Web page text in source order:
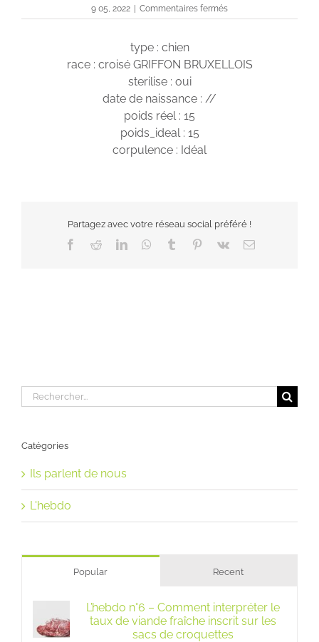
9 05, 2022 Commentaires ferméssur
Lana
type : chien
race : croisé GRIFFON BRUXELLOIS
sterilise : oui
date de naissance : //
poids réel : 15
poids_ideal : 15
corpulence : Idéal
Partagez avec votre réseau social préféré !
Facebook
RedditLinkedInWhatsApp
Tumblr Pinterest
Vk Email
Rechercher:
Catégories
Ils parlent de nous
L'hebdo
Popular Recent
L’hebdo n°6 – Comment interpréter le
taux de viande fraîche inscrit sur les
sacs de croquettes